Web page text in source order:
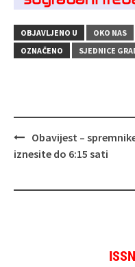
OBJAVLJENO U OKO NAS
OZNAČENO
SJEDNICE
Navigacija
objava
Obavijest –
iznesite do 6:15 sati